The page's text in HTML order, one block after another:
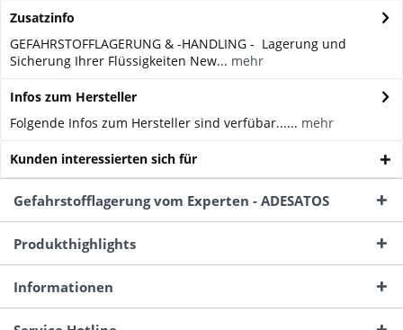
Zusatzinfo
GEFAHRSTOFFLAGERUNG & -HANDLING - Lagerung und
Sicherung Ihrer Flüssigkeiten New... mehr
Infos zum Hersteller
Folgende Infos zum Hersteller sind verfübar...... mehr
Kunden interessierten sich für
Gefahrstofflagerung vom Experten - ADESATOS
Produkthighlights
Informationen